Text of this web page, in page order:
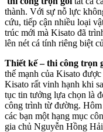
thành. Với sự nỗ lực
cứu, tiếp cận nhiều loại
trúc mới mà Kisato đã
lên nét cá tính riêng biệt
Thiết kế – thi công trọn
thế mạnh của Kisato
Kisato rất vinh hạnh khi
tục tin tưởng lựa chọn là
công trình từ đường.
các bạn một hạng mục
gia chủ Nguyễn Hồng